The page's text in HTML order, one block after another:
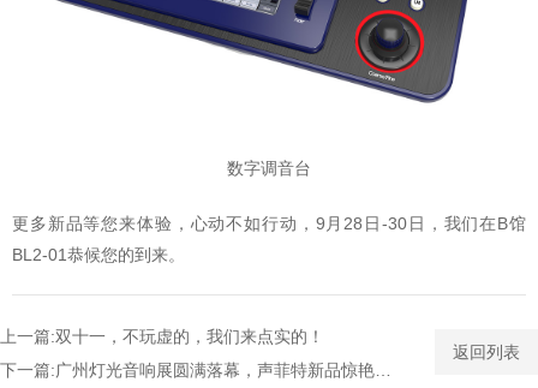
数字调音台
更多新品等您来体验，心动不如行动，9月28日-30日，我们在B馆
BL2-01恭候您的到来。
上一篇:双十一，不玩虚的，我们来点实的！
下一篇:广州灯光音响展圆满落幕，声菲特新品惊艳全场
返回列表